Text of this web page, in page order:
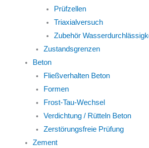
Prüfzellen
Triaxialversuch
Zubehör
Zustandsgrenzen
Beton
Fließverhalten Beton
Formen
Frost-Tau-Wechsel
Verdichtung / Rütteln Beton
Zerstörungsfreie Prüfung
Zement